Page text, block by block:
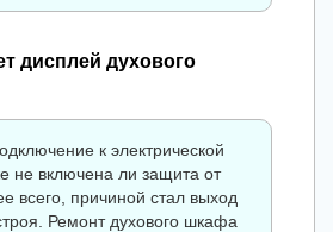
дисплей духового
к электрической
не включена ли защита от
всего, причиной стал выход
Ремонт духового шкафа